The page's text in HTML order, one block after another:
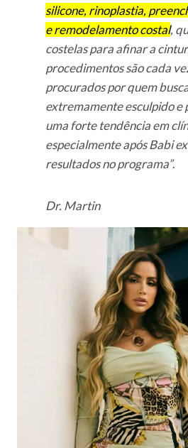
silicone, rinoplastia,
e remodelamento costal,
costelas para afinar a
procedimentos são cada
procurados por quem
extremamente esculpido e
uma forte tendência em
especialmente após Babi
resultados no programa”.
Dr. Martin